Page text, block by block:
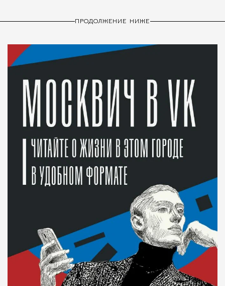
ПРОДОЛЖЕНИЕ НИЖЕ